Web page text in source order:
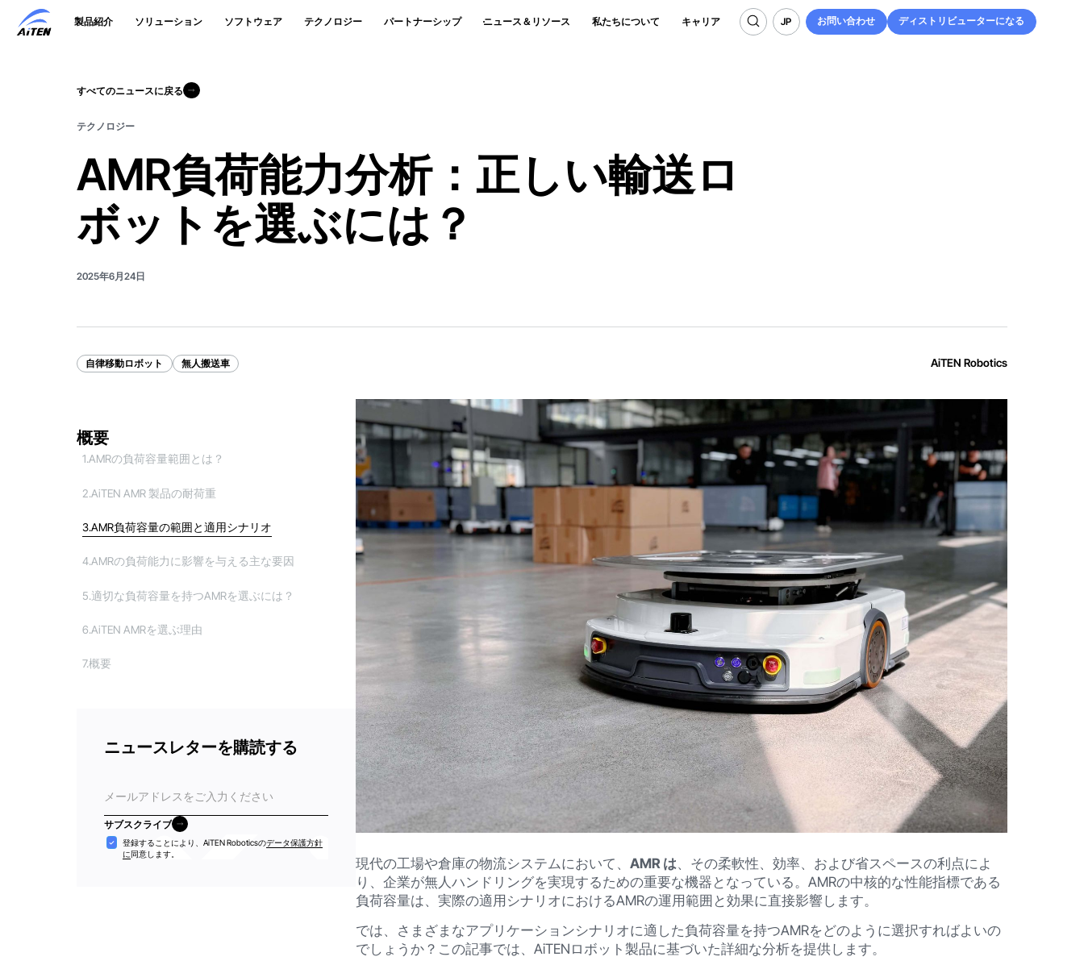
製品紹介 ソリューション ソフトウェア テクノロジー パートナーシップ ニュース＆リソース 私たちについて キャリア
JP
JP
お問い合わせ
お問い合わせ
ディストリビューターになる
ディストリビューターになる
すべてのニュースに戻る
テクノロジー
AMR負荷能力分析：正しい輸送ロ
ボットを選ぶには？
2025年6月24日
自律移動ロボット 無人搬送車 AiTEN Robotics
概要
1.AMRの負荷容量範囲とは？
2.AiTEN AMR 製品の耐荷重
3.AMR負荷容量の範囲と適用シナリオ
4.AMRの負荷能力に影響を与える主な要因
5.適切な負荷容量を持つAMRを選ぶには？
6.AiTEN AMRを選ぶ理由
7.概要
ニュースレターを購読する
子
メ
ー
ル
サブスクライブ
サブスクライブ
受
登録することにより、AiTEN Roboticsのデータ保護方針
に同意します。
現代の工場や倉庫の物流システムにおいて、AMR は、その柔軟性、効率、および省スペースの利点によ
り、企業が無人ハンドリングを実現するための重要な機器となっている。AMRの中核的な性能指標である
負荷容量は、実際の適用シナリオにおけるAMRの運用範囲と効果に直接影響します。
では、さまざまなアプリケーションシナリオに適した負荷容量を持つAMRをどのように選択すればよいの
でしょうか？この記事では、AiTENロボット製品に基づいた詳細な分析を提供します。